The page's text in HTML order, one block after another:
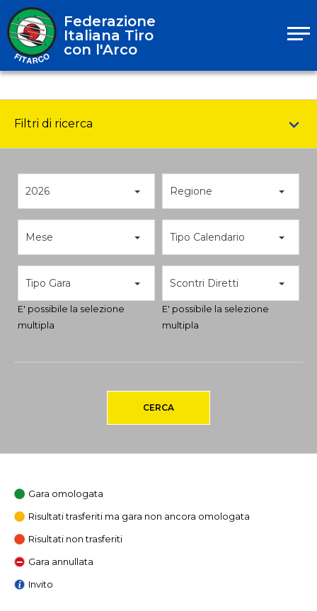
Federazione
Italiana Tiro
con l'Arco
Filtri di ricerca
2026 Regione
Mese Tipo Calendario
Tipo Gara
E' possibile la selezione
multipla
Scontri Diretti
E' possibile la selezione
multipla
CERCA
Gara omologata
Risultati trasferiti ma gara non ancora omologata
Risultati non trasferiti
Gara annullata
Invito